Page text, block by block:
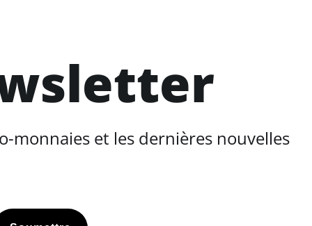
monnaies et les dernières nouvelles